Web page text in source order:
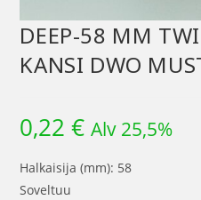
DEEP-58 MM
KANSI DWO
0,22€ Alv 25,5%
Halkaisija (mm): 58
Soveltuu